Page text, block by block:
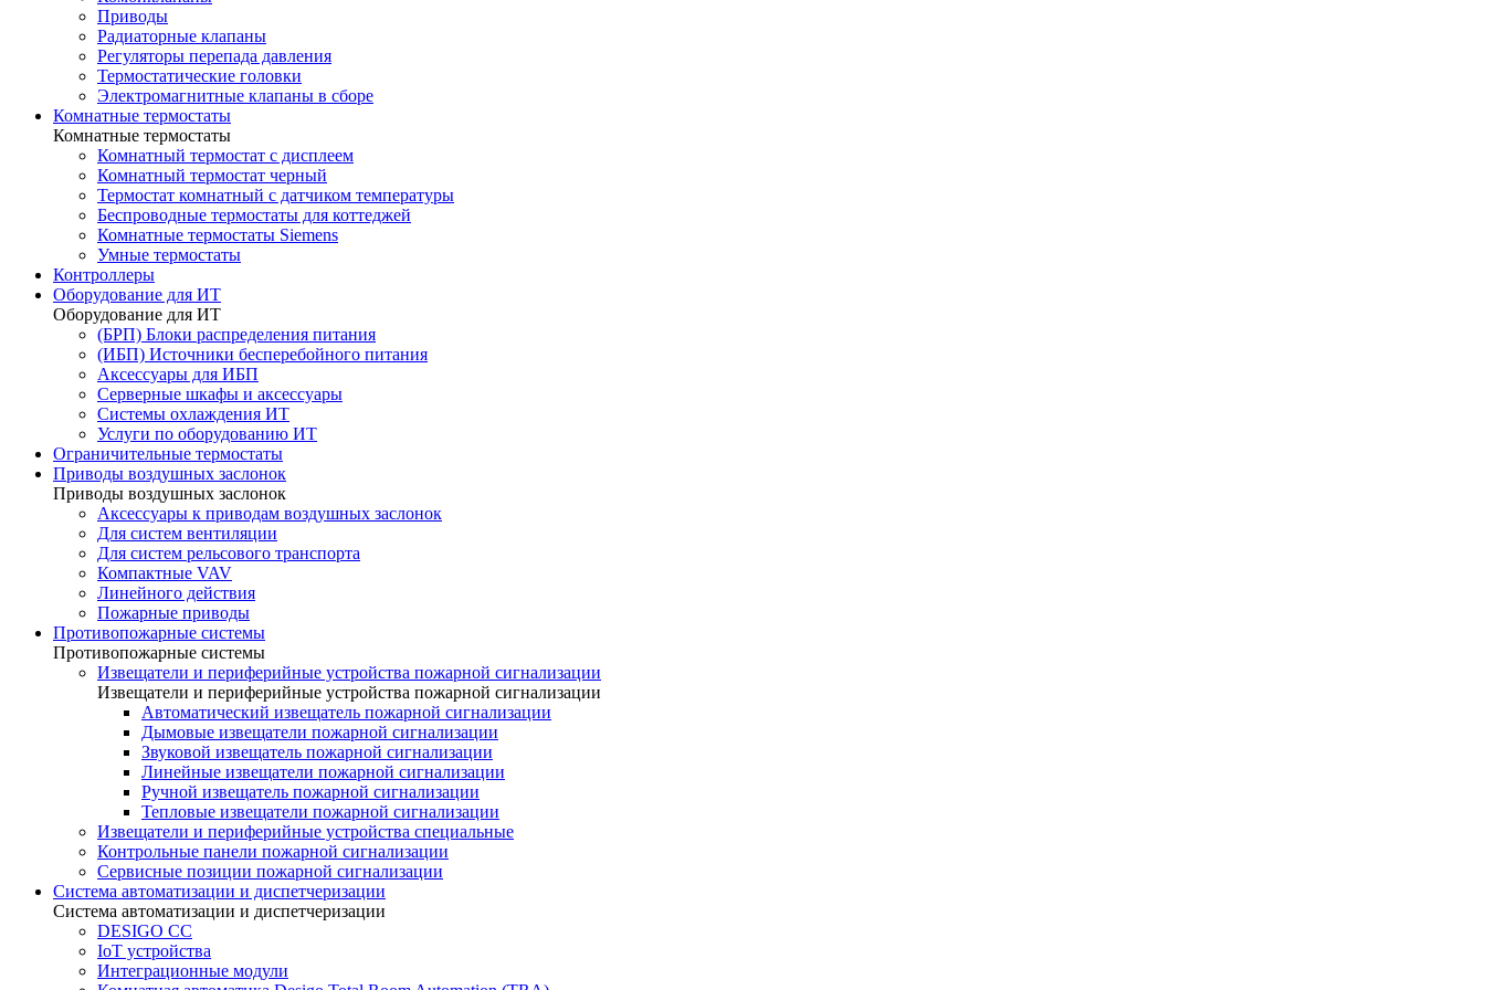
Приводы
Радиаторные клапаны
Регуляторы перепада давления
Термостатические головки
Электромагнитные клапаны в сборе
Комнатные термостаты
Комнатные термостаты
Комнатный термостат с дисплеем
Комнатный термостат черный
Термостат комнатный с датчиком температуры
Беспроводные термостаты для коттеджей
Комнатные термостаты Siemens
Умные термостаты
Контроллеры
Оборудование для ИТ
Оборудование для ИТ
(БРП) Блоки распределения питания
(ИБП) Источники бесперебойного питания
Аксессуары для ИБП
Серверные шкафы и аксессуары
Системы охлаждения ИТ
Услуги по оборудованию ИТ
Ограничительные термостаты
Приводы воздушных заслонок
Приводы воздушных заслонок
Аксессуары к приводам воздушных заслонок
Для систем вентиляции
Для систем рельсового транспорта
Компактные VAV
Линейного действия
Пожарные приводы
Противопожарные системы
Противопожарные системы
Извещатели и периферийные устройства пожарной сигнализации
Извещатели и периферийные устройства пожарной сигнализации
Автоматический извещатель пожарной сигнализации
Дымовые извещатели пожарной сигнализации
Звуковой извещатель пожарной сигнализации
Линейные извещатели пожарной сигнализации
Ручной извещатель пожарной сигнализации
Тепловые извещатели пожарной сигнализации
Извещатели и периферийные устройства специальные
Контрольные панели пожарной сигнализации
Сервисные позиции пожарной сигнализации
Система автоматизации и диспетчеризации
Система автоматизации и диспетчеризации
DESIGO CC
IoT устройства
Интеграционные модули